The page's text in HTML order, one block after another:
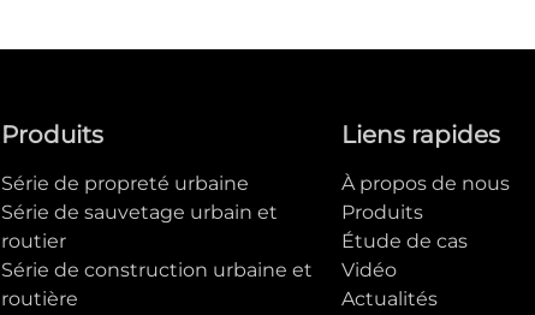
Produits
Série de propreté urbaine
Série de sauvetage urbain et
routier
Série de construction urbaine et
routière
Liens rapides
À propos de nous
Produits
Étude de cas
Vidéo
Actualités